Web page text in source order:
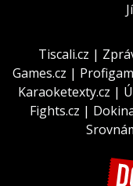
Tiscali.cz |
Games.cz |
Karaoketexty.cz |
Fights.cz |